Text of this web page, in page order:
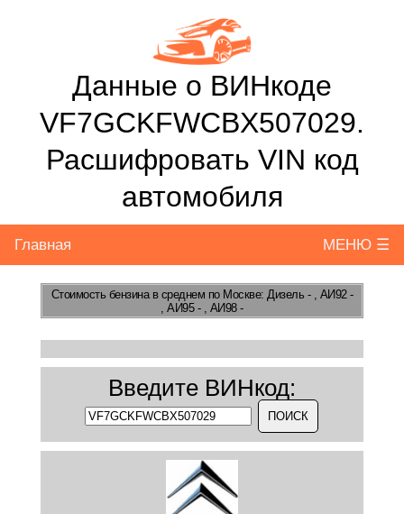
Данные о ВИНкоде
VF7GCKFWCBX507029.
Расшифровать VIN код
автомобиля
Главная МЕНЮ ☰
Стоимость бензинав среднем по Москве: Дизель - , АИ92 -
, АИ95 - , АИ98 -
Введите ВИНкод: